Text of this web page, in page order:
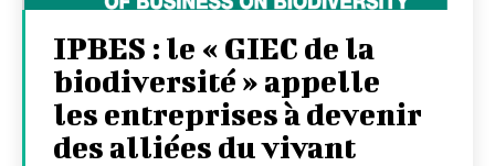
IPBES : le « GIEC de la
biodiversité » appelle
les entreprises à devenir
des alliées du vivant